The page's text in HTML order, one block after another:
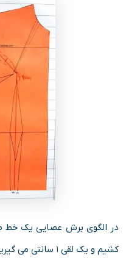
در الگوی برش عصایی یک خط
کشیم و یک لقی ۱ سانتی می گیریم.